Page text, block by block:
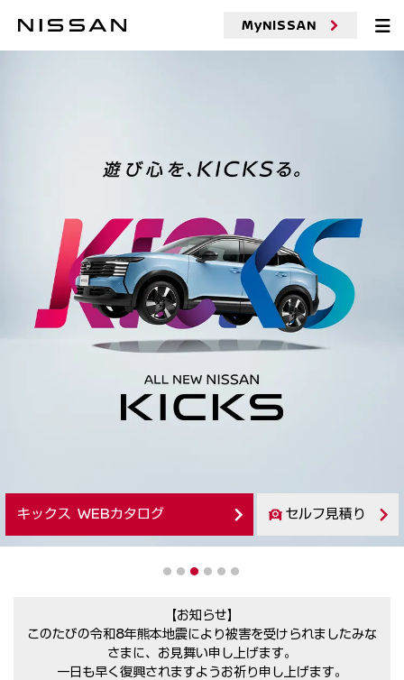
MyNISSAN
キックス WEBカタログ セルフ見積り
1 2 3 4 5 6
【お知らせ】
このたびの令和8年熊本地震により被害を受けられましたみな
さまに、お見舞い申し上げます。
一日も早く復興されますようお祈り申し上げます。